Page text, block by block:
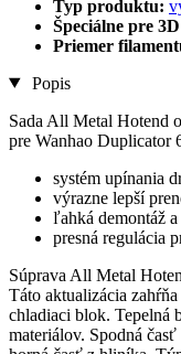
Typ produktu:
Špeciálne pre
Priemer
Popis
Sada All Metal Hotend
pre Wanhao Duplicator
systém upínania
výrazne lepší
ľahká demontáž
presná regulácia
Súprava All Metal
Táto aktualizácia
chladiaci blok. Tepelná
materiálov. Spodná